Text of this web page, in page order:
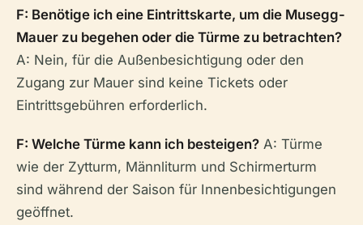
F: Benötige ich eine Eintrittskarte, um die Musegg-
Mauer zu begehen oder die Türme zu betrachten?
A: Nein, für die Außenbesichtigung oder den
Zugang zur Mauer sind keine Tickets oder
Eintrittsgebühren erforderlich.
F: Welche Türme kann ich besteigen? A: Türme
wie der Zytturm, Männliturm und Schirmerturm
sind während der Saison für Innenbesichtigungen
geöffnet.